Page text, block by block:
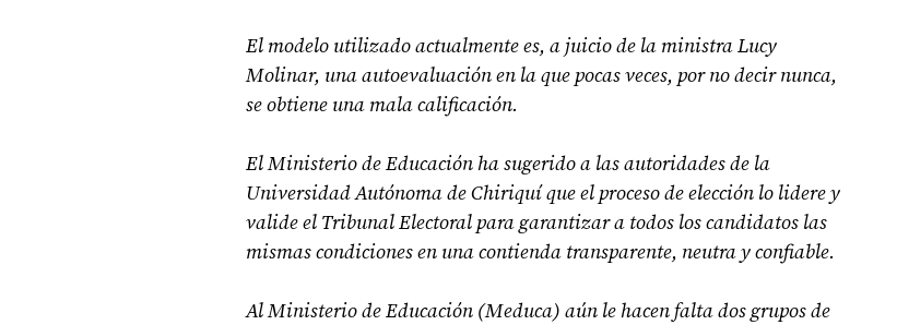
El modelo utilizado actualmente es, a juicio de la ministra Lucy
Molinar, una autoevaluación en la que pocas veces, por no decir nunca,
se obtiene una mala calificación.
El Ministerio de Educación ha sugerido a las autoridades de la
Universidad Autónoma de Chiriquí que el proceso de elección lo lidere y
valide el Tribunal Electoral para garantizar a todos los candidatos las
mismas condiciones en una contienda transparente, neutra y confiable.
Al Ministerio de Educación (Meduca) aún le hacen falta dos grupos de